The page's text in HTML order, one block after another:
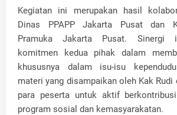
Kegiatan ini merupakan hasil
Dinas PPAPP Jakarta Pusat dan
Pramuka Jakarta Pusat. Sinergi
komitmen kedua pihak dalam
khususnya dalam isu-isu
materi yang disampaikan oleh Kak
para peserta untuk aktif
program sosial dan kemasyarakatan.